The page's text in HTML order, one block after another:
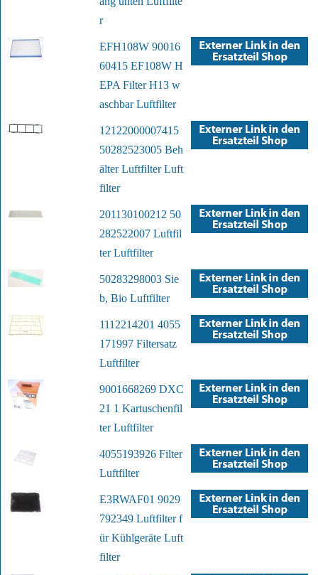
r
EFH108W 90016
60415 EF108W H
EPA Filter H13 w
aschbar Luftfilter
12122000007415
50282523005 Beh
älter Luftfilter Luft
filter
201130100212 50
282522007 Luftfil
ter Luftfilter
50283298003 Sie
b, Bio Luftfilter
1112214201 4055
171997 Filtersatz
Luftfilter
9001668269 DXC
21 1 Kartuschenfil
ter Luftfilter
4055193926 Filter
Luftfilter
E3RWAF01 9029
792349 Luftfilter f
ür Kühlgeräte Luft
filter